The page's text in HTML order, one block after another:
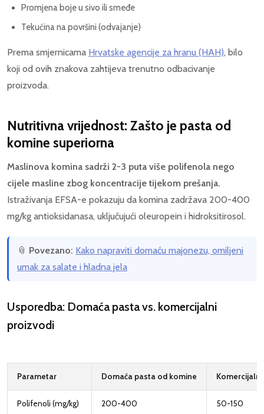
Promjena boje u sivo ili smeđe
Tekućina na površini (odvajanje)
Prema smjernicama Hrvatske agencije za hranu (HAH), bilo
koji od ovih znakova zahtijeva trenutno odbacivanje
proizvoda.
Nutritivna vrijednost: Zašto je pasta od
komine superiorna
Maslinova komina sadrži 2-3 puta više polifenola nego
cijele masline zbog koncentracije tijekom prešanja.
Istraživanja EFSA-e pokazuju da komina zadržava 200-400
mg/kg antioksidanasa, uključujući oleuropein i hidroksitirosol.
📎 Povezano: Kako napraviti domaću majonezu, omiljeni
umak za salate i hladna jela
Usporedba: Domaća pasta vs. komercijalni
proizvodi
Parametar Domaća pasta od komine
Polifenoli (mg/kg) 200-400 50-150